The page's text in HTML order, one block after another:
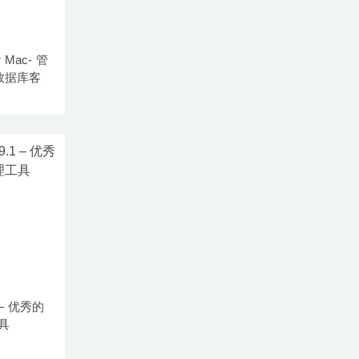
Mac- 管
据库客
优秀的